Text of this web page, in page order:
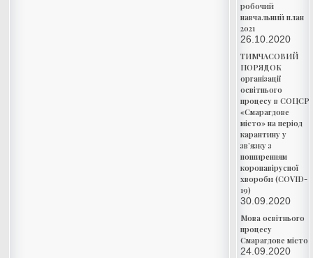
робочий
навчальний план
2021
26.10.2020
ТИМЧАСОВИЙ
ПОРЯДОК
організації
освітнього
процесу в СОЦСР
«Смарагдове
місто» на період
карантину у
зв’язку з
поширенням
коронавірусної
хвороби (COVID-
19)
30.09.2020
Мова освітнього
процесу
Смарагдове місто
24.09.2020